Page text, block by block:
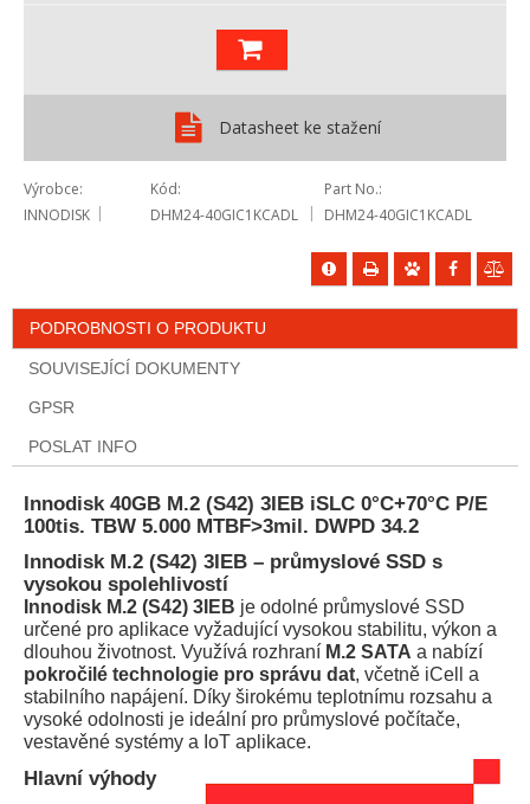
Datasheet ke stažení
Výrobce
INNODISK
Kód
DHM24-40GIC1KCADL
Part No.
DHM24-40GIC1KCADL
PODROBNOSTI O PRODUKTU
SOUVISEJÍCÍ DOKUMENTY
GPSR
POSLAT INFO
Innodisk 40GB M.2 (S42) 3IEB iSLC 0°C+70°C P/E
100tis. TBW 5.000 MTBF>3mil. DWPD 34.2
Innodisk M.2 (S42) 3IEB – průmyslové SSD s
vysokou spolehlivostí
Innodisk M.2 (S42) 3IEB je odolné průmyslové SSD
určené pro aplikace vyžadující vysokou stabilitu, výkon a
dlouhou životnost. Využívá rozhraní M.2 SATA a nabízí
pokročilé technologie pro správu dat, včetně iCell a
stabilního napájení. Díky širokému teplotnímu rozsahu a
vysoké odolnosti je ideální pro průmyslové počítače,
vestavěné systémy a IoT aplikace.
Hlavní výhody